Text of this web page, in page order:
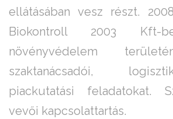
ellátásában vesz részt.
Biokontroll 2003 Kft-
növényvédelem
szaktanácsadói,
piackutatási feladatokat.
vevői kapcsolattartás.